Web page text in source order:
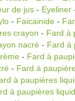
de jus - Eyeliner
- Faicainide -
crayon - Fard à
nacré - Fard à
- Fard à
- Fard à
à paupières
à paupières